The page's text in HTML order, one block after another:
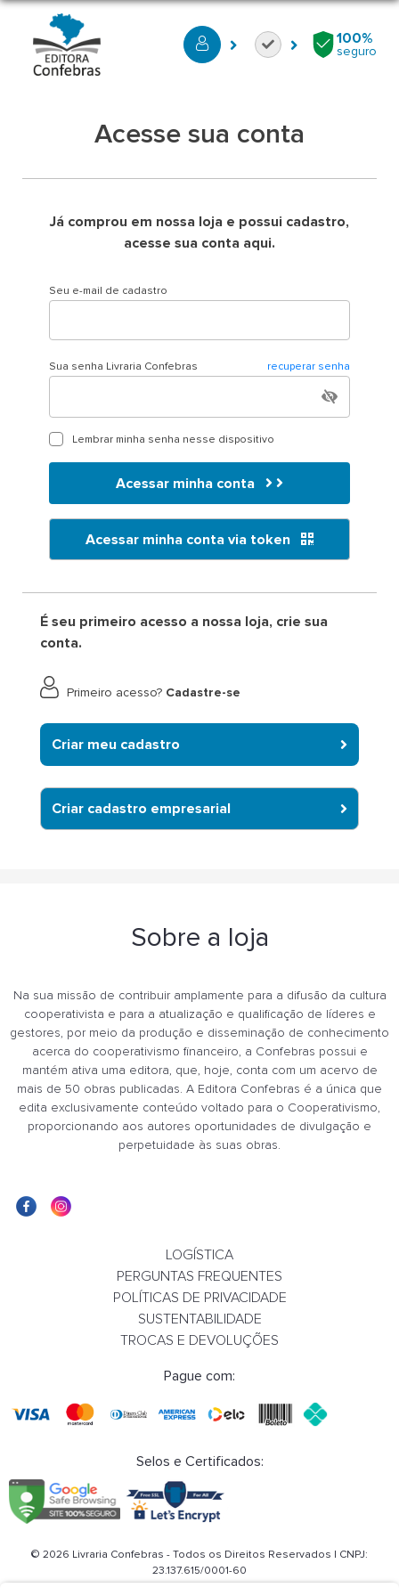
100%
seguro
Acesse sua conta
Já comprou em nossa loja e possui cadastro,
acesse sua conta aqui.
Seu e-mail de cadastro
Sua senha Livraria Confebras recuperar senha
Lembrar minha senha nesse dispositivo
Acessar minha conta
Acessar minha conta via token
É seu primeiro acesso a nossa loja, crie sua
conta.
Primeiro acesso? Cadastre-se
Criar meu cadastro
Criar cadastro empresarial
Sobre a loja
Na sua missão de contribuir amplamente para a difusão da cultura
cooperativista e para a atualização e qualificação de líderes e
gestores, por meio da produção e disseminação de conhecimento
acerca do cooperativismo financeiro, a Confebras possui e
mantém ativa uma editora, que, hoje, conta com um acervo de
mais de 50 obras publicadas. A Editora Confebras é a única que
edita exclusivamente conteúdo voltado para o Cooperativismo,
proporcionando aos autores oportunidades de divulgação e
perpetuidade às suas obras.
LOGÍSTICA
PERGUNTAS FREQUENTES
POLÍTICAS DE PRIVACIDADE
SUSTENTABILIDADE
TROCAS E DEVOLUÇÕES
Pague com:
Selos e Certificados:
© 2026 Livraria Confebras - Todos os Direitos Reservados | CNPJ:
23.137.615/0001-60